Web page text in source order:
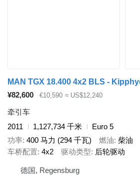
MAN TGX 18.400 4x2 BLS -
¥82,600
€10,590 ≈ US$12,240
牵引车
2011
1,127,734 千米
Euro 5
功率 400 马力 (294 千瓦) 燃油 柴油
车桥配置 4x2 驱动类型 后轮驱动
德国, Regensburg